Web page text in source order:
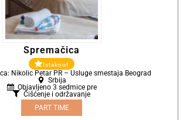
Spremačica
Istaknut
Nikolic Petar PR – Usluge smestaja Beograd
Srbija
Objavljeno 3 sedmice pre
Čišćenje i održavanje
PART TIME